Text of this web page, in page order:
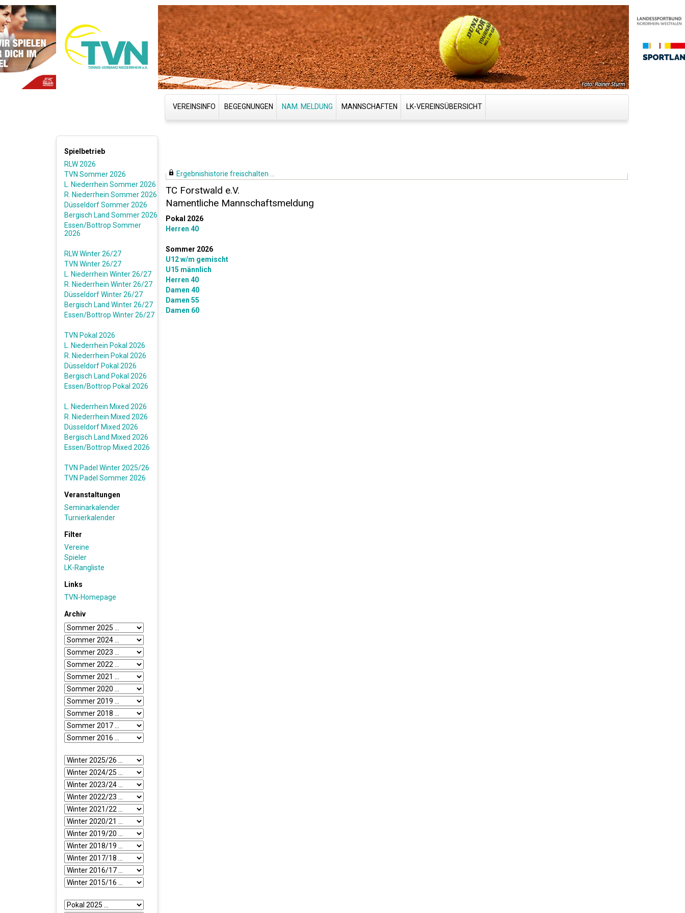
VEREINSINFO BEGEGNUNGEN NAM. MELDUNG MANNSCHAFTEN LK-VEREINSÜBERSICHT
Spielbetrieb
RLW 2026
TVN Sommer 2026
L. Niederrhein Sommer 2026
R. Niederrhein Sommer 2026
Düsseldorf Sommer 2026
Bergisch Land Sommer 2026
Essen/Bottrop Sommer
2026
RLW Winter 26/27
TVN Winter 26/27
L. Niederrhein Winter 26/27
R. Niederrhein Winter 26/27
Düsseldorf Winter 26/27
Bergisch Land Winter 26/27
Essen/Bottrop Winter 26/27
TVN Pokal 2026
L. Niederrhein Pokal 2026
R. Niederrhein Pokal 2026
Düsseldorf Pokal 2026
Bergisch Land Pokal 2026
Essen/Bottrop Pokal 2026
L. Niederrhein Mixed 2026
R. Niederrhein Mixed 2026
Düsseldorf Mixed 2026
Bergisch Land Mixed 2026
Essen/Bottrop Mixed 2026
TVN Padel Winter 2025/26
TVN Padel Sommer 2026
Veranstaltungen
Seminarkalender
Turnierkalender
Filter
Vereine
Spieler
LK-Rangliste
Links
TVN-Homepage
Archiv
Ergebnishistorie freischalten ...
TC Forstwald e.V.
Namentliche Mannschaftsmeldung
Pokal 2026
Herren 40
Sommer 2026
U12 w/m gemischt
U15 männlich
Herren 40
Damen 40
Damen 55
Damen 60